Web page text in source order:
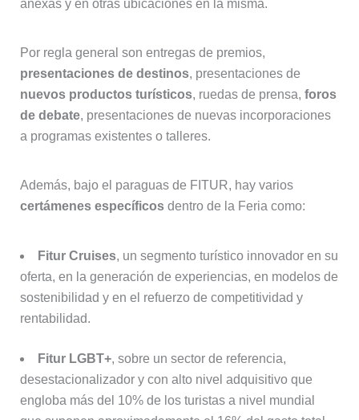
anexas y en otras ubicaciones en la misma.
Por regla general son entregas de premios,
presentaciones de destinos, presentaciones de
nuevos productos turísticos, ruedas de prensa, foros
de debate, presentaciones de nuevas incorporaciones
a programas existentes o talleres.
Además, bajo el paraguas de FITUR, hay varios
certámenes específicosdentro de la Feria como:
Fitur Cruises, un segmento turístico innovador en su
oferta, en la generación de experiencias, en modelos de
sostenibilidad y en el refuerzo de competitividad y
rentabilidad.
Fitur LGBT+, sobre un sector de referencia,
desestacionalizador y con alto nivel adquisitivo que
engloba más del 10% de los turistas a nivel mundial